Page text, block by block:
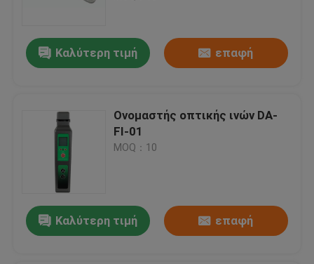
Καλύτερη τιμή επαφή
Ονομαστής οπτικής ινών DA-
FI-01
MOQ：10
Καλύτερη τιμή επαφή